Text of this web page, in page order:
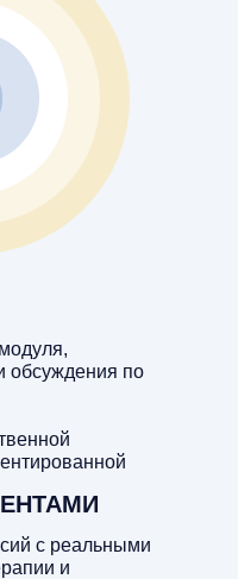
с реальными
и
обсуждения по